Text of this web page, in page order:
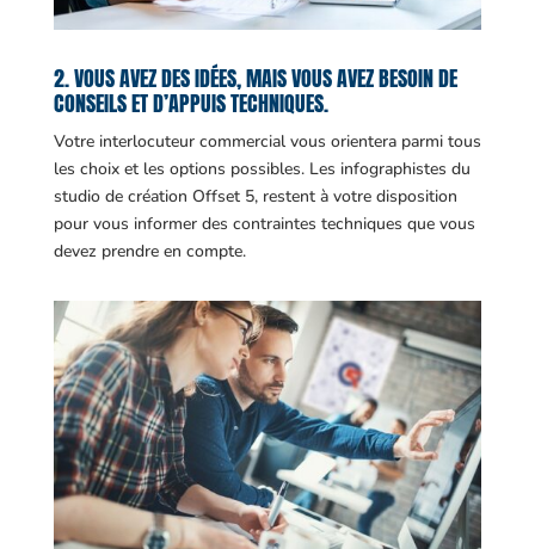
2. VOUS AVEZ DES IDÉES, MAIS VOUS AVEZ BESOIN DE
CONSEILS ET D’APPUIS TECHNIQUES.
Votre interlocuteur commercial vous orientera parmi tous
les choix et les options possibles. Les infographistes du
studio de création Offset 5, restent à votre disposition
pour vous informer des contraintes techniques que vous
devez prendre en compte.